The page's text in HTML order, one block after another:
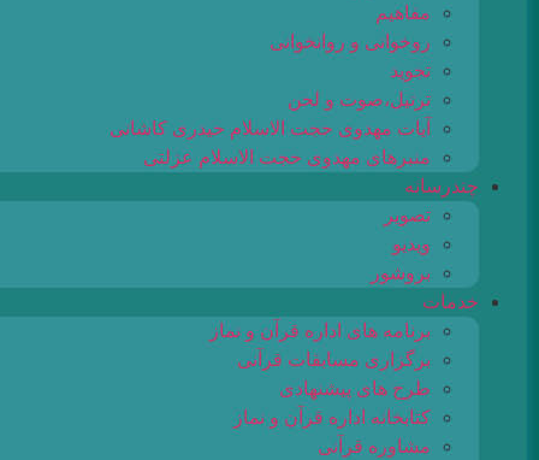
مفاهیم
روخوانی و روانخوانی
تجوید
ترتیل،صوت و لحن
آیات مهدوی حجت الاسلام حیدری کاشانی
منبرهای مهدوی حجت الاسلام عزلتی
چندرسانه
تصویر
ویدیو
بروشور
خدمات
برنامه های اداره قرآن و نماز
برگزاری مسابقات قرآنی
طرح های پیشنهادی
کتابخانه اداره قرآن و نماز
مشاوره قرآنی